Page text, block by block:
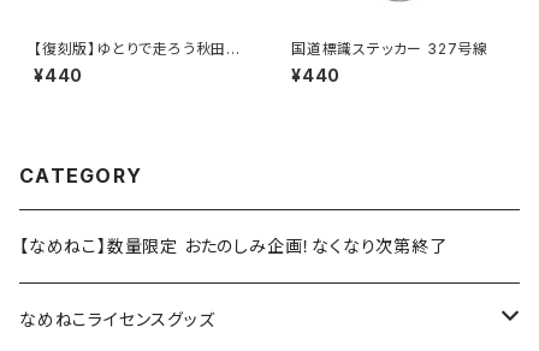
【復刻版】ゆとりで走ろう秋田県
（緑）：ステッカー
¥440
国道標識ステッカー 327号線
¥440
CATEGORY
【なめねこ】数量限定 おたのしみ企画！なくなり次第終了
なめねこライセンスグッズ